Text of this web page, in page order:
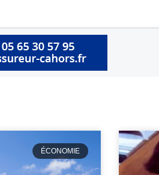
ÉCONOMIE